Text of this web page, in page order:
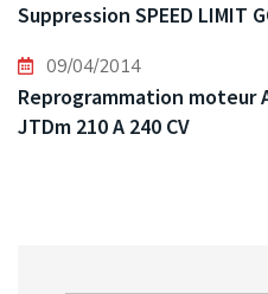
Suppression SPEED LIMIT
09/04/2014
Reprogrammation moteur
JTDm 210 A 240 CV